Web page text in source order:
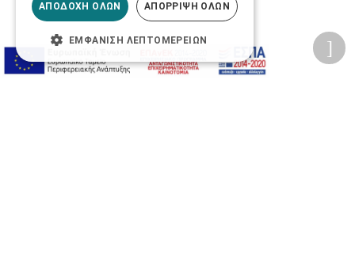
ΑΠΟΔΟΧΉ ΌΛΩΝ ΑΠΌΡΡΙΨΗ ΌΛΩΝ
ΕΜΦΆΝΙΣΗ ΛΕΠΤΟΜΕΡΕΙΏΝ